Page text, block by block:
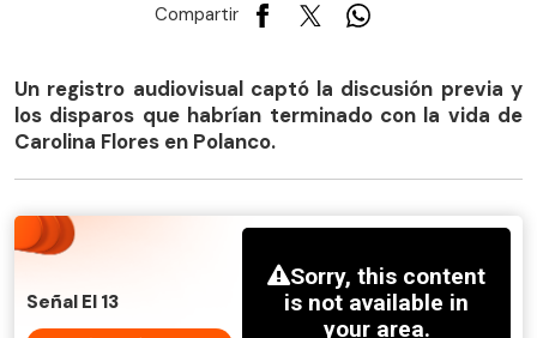
Compartir
Un registro audiovisual captó la discusión previa y
los disparos que habrían terminado con la vida de
Carolina Flores en Polanco.
Señal El 13